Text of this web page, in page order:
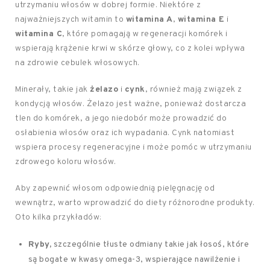
utrzymaniu włosów w dobrej formie. Niektóre z
najważniejszych witamin to witamina A, witamina E i
witamina C, które pomagają w regeneracji komórek i
wspierają krążenie krwi w skórze głowy, co z kolei wpływa
na zdrowie cebulek włosowych.
Minerały, takie jak żelazo i cynk, również mają związek z
kondycją włosów. Żelazo jest ważne, ponieważ dostarcza
tlen do komórek, a jego niedobór może prowadzić do
osłabienia włosów oraz ich wypadania. Cynk natomiast
wspiera procesy regeneracyjne i może pomóc w utrzymaniu
zdrowego koloru włosów.
Aby zapewnić włosom odpowiednią pielęgnację od
wewnątrz, warto wprowadzić do diety różnorodne produkty.
Oto kilka przykładów:
Ryby, szczególnie tłuste odmiany takie jak łosoś, które
są bogate w kwasy omega-3, wspierające nawilżenie i